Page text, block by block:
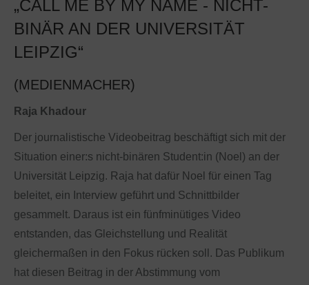
„CALL ME BY MY NAME - NICHT-
BINÄR AN DER UNIVERSITÄT
LEIPZIG“
(MEDIENMACHER)
Raja Khadour
Der journalistische Videobeitrag beschäftigt sich mit der
Situation einer:s nicht-binären Student:in (Noel) an der
Universität Leipzig. Raja hat dafür Noel für einen Tag
beleitet, ein Interview geführt und Schnittbilder
gesammelt. Daraus ist ein fünfminütiges Video
entstanden, das Gleichstellung und Realität
gleichermaßen in den Fokus rücken soll. Das Publikum
hat diesen Beitrag in der Abstimmung vom